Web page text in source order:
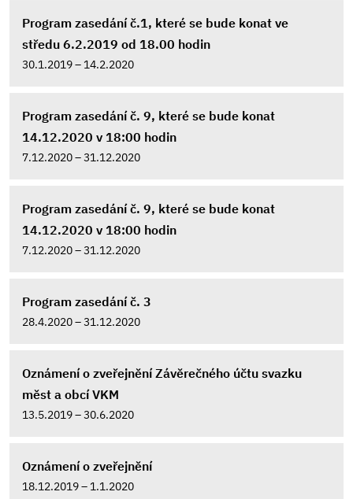
Program zasedání č.1, které se bude konat ve
středu 6.2.2019 od 18.00 hodin
30.1.2019 – 14.2.2020
Program zasedání č. 9, které se bude konat
14.12.2020 v 18:00 hodin
7.12.2020 – 31.12.2020
Program zasedání č. 9, které se bude konat
14.12.2020 v 18:00 hodin
7.12.2020 – 31.12.2020
Program zasedání č. 3
28.4.2020 – 31.12.2020
Oznámení o zveřejnění Závěrečného účtu svazku
měst a obcí VKM
13.5.2019 – 30.6.2020
Oznámení o zveřejnění
18.12.2019 – 1.1.2020